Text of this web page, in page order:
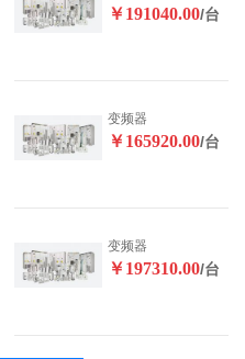
￥191040.00/台
变频器
￥165920.00/台
变频器
￥197310.00/台